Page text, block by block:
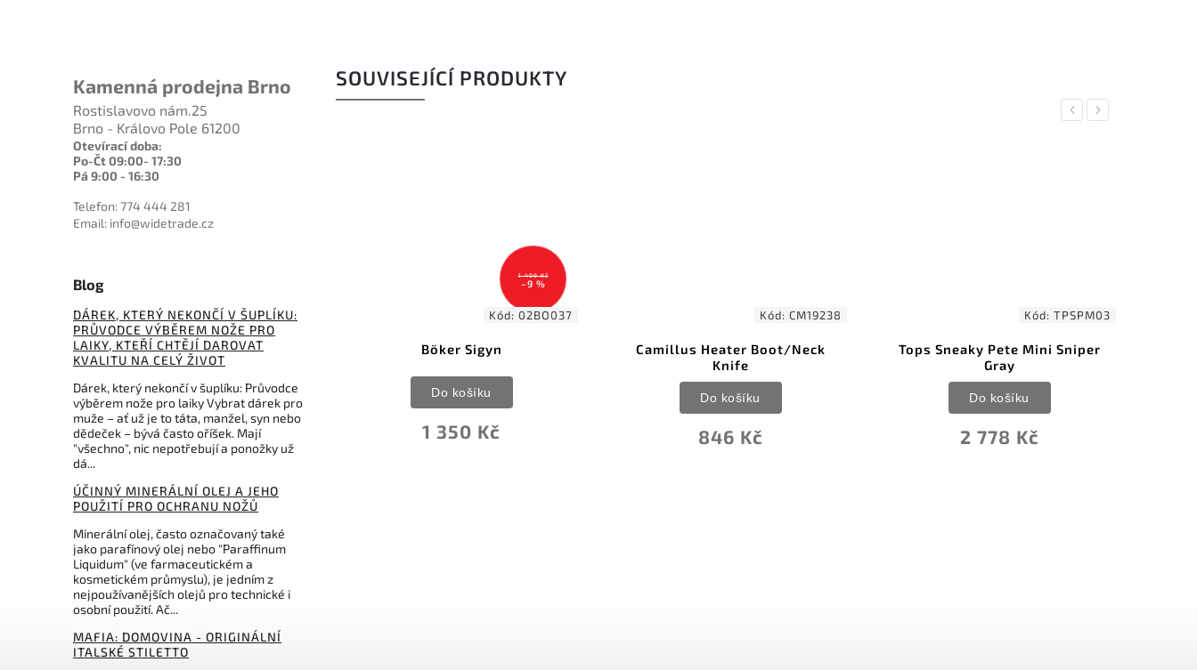
Kamenná prodejna Brno
Rostislavovo nám.25
Brno - Královo Pole 61200
Otevírací doba:
Po-Čt 09:00- 17:30
Pá 9:00 - 16:30
Telefon: 774 444 281
Email: info@widetrade.cz
Blog
DÁREK, KTERÝ NEKONČÍ V ŠUPLÍKU:
PRŮVODCE VÝBĚREM NOŽE PRO
LAIKY, KTEŘÍ CHTĚJÍ DAROVAT
KVALITU NA CELÝ ŽIVOT
Dárek, který nekončí v šuplíku: Průvodce
výběrem nože pro laiky Vybrat dárek pro
muže – ať už je to táta, manžel, syn nebo
dědeček – bývá často oříšek. Mají
"všechno", nic nepotřebují a ponožky už
dá...
ÚČINNÝ MINERÁLNÍ OLEJ A JEHO
POUŽITÍ PRO OCHRANU NOŽŮ
Minerální olej, často označovaný také
jako parafínový olej nebo "Paraffinum
Liquidum" (ve farmaceutickém a
kosmetickém průmyslu), je jedním z
nejpoužívanějších olejů pro technické i
osobní použití. Ač...
MAFIA: DOMOVINA - ORIGINÁLNÍ
ITALSKÉ STILETTO
SOUVISEJÍCÍ PRODUKTY
Previous
Kód:FRD2104
Fred Perrin La Griffe
Blackwash 440C Black G10
2 852 Kč
Do košíku
1 499 Kč
–9 %
Kód: 02BO037
Böker Sigyn
1 350 Kč
Do košíku
Kód: CM19238
Camillus Heater Boot/Neck
Knife
846 Kč
Do košíku
Kód: TPSPM03
Tops Sneaky Pete Mini Sniper
Gray
2 778 Kč
Do košíku
Next